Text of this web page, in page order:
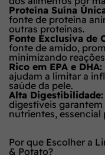
Proteína Suína
fonte de proteína
outras proteínas.
Fonte Exclusiva de
fonte de amido,
minimizando
Rico em EPA e DHA:
ajudam a limitar a
saúde da pele.
Alta Digestibilidade:
digestíveis
nutrientes, essencial
Por que Escolher a
& Potato?